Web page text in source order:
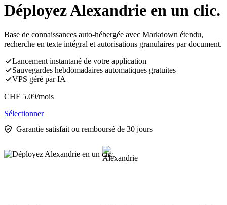
Déployez Alexandrie en un clic.
Base de connaissances auto-hébergée avec Markdown étendu,
recherche en texte intégral et autorisations granulaires par document.
Lancement instantané de votre application
Sauvegardes hebdomadaires automatiques gratuites
VPS géré par IA
CHF 5.09/mois
Sélectionner
Garantie satisfait ou remboursé de 30 jours